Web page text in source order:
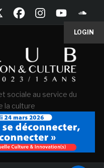
LOGIN
sociale au service du
la culture